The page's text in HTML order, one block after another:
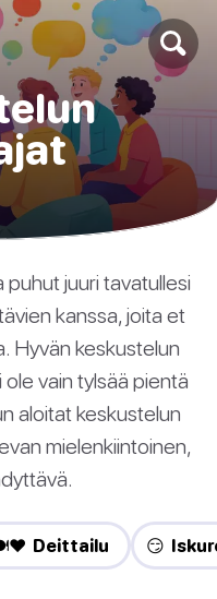
puhut juuri tavatullesi
kanssa, joita et
Hyvän keskustelun
vain tylsää pientä
aloitat keskustelun
mielenkiintoinen,
Deittailu 😏